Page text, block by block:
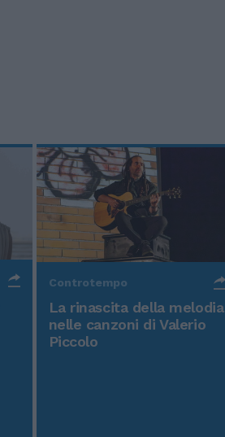
Controtempo
La rinascita della melodia
nelle canzoni di Valerio
Piccolo